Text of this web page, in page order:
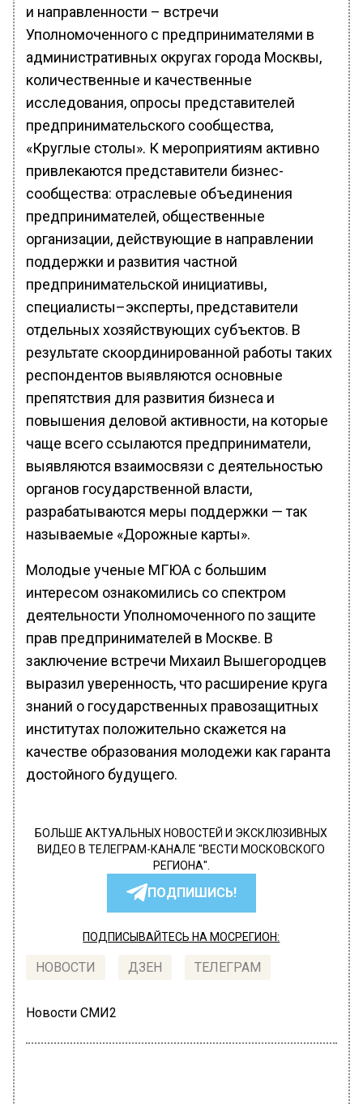
и направленности – встречи
Уполномоченного с предпринимателями в
административных округах города Москвы,
количественные и качественные
исследования, опросы представителей
предпринимательского сообщества,
«Круглые столы». К мероприятиям активно
привлекаются представители бизнес-
сообщества: отраслевые объединения
предпринимателей, общественные
организации, действующие в направлении
поддержки и развития частной
предпринимательской инициативы,
специалисты–эксперты, представители
отдельных хозяйствующих субъектов. В
результате скоординированной работы таких
респондентов выявляются основные
препятствия для развития бизнеса и
повышения деловой активности, на которые
чаще всего ссылаются предприниматели,
выявляются взаимосвязи с деятельностью
органов государственной власти,
разрабатываются меры поддержки — так
называемые «Дорожные карты».
Молодые ученые МГЮА с большим
интересом ознакомились со спектром
деятельности Уполномоченного по защите
прав предпринимателей в Москве. В
заключение встречи Михаил Вышегородцев
выразил уверенность, что расширение круга
знаний о государственных правозащитных
институтах положительно скажется на
качестве образования молодежи как гаранта
достойного будущего.
БОЛЬШЕ АКТУАЛЬНЫХ НОВОСТЕЙ И ЭКСКЛЮЗИВНЫХ
ВИДЕО В ТЕЛЕГРАМ-КАНАЛЕ "ВЕСТИ МОСКОВСКОГО
РЕГИОНА".
ПОДПИШИСЬ!
ПОДПИСЫВАЙТЕСЬ НА МОСРЕГИОН:
НОВОСТИ ДЗЕН ТЕЛЕГРАМ
Новости СМИ2